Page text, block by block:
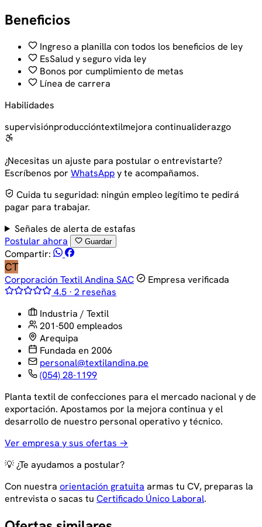
Beneficios
Ingreso a planilla con todos los beneficios de ley
EsSalud y seguro vida ley
Bonos por cumplimiento de metas
Línea de carrera
Habilidades
supervisiónproduccióntextilmejora continualiderazgo
¿Necesitas un ajuste para postular o entrevistarte?
Escríbenos por WhatsAppy te acompañamos.
Cuida tu seguridad: ningún empleo legítimo te pedirá
pagar para trabajar.
Señales de alerta de estafas
Postular ahora
Guardar
Compartir:
CT
Corporación Textil Andina SAC
Empresa verificada
4.5 · 2 reseñas
Industria / Textil
201-500 empleados
Arequipa
Fundada en 2006
personal@textilandina.pe
(054) 28-1199
Planta textil de confecciones para el mercado nacional y de
exportación. Apostamos por la mejora continua y el
desarrollo de nuestro personal operativo y técnico.
Ver empresa y sus ofertas →
💡 ¿Te ayudamos a postular?
Con nuestra orientación gratuita armas tu CV, preparas la
entrevista o sacas tu Certificado Único Laboral.